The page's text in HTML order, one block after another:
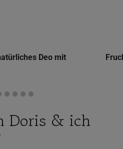
Deo mit
Doris & ich